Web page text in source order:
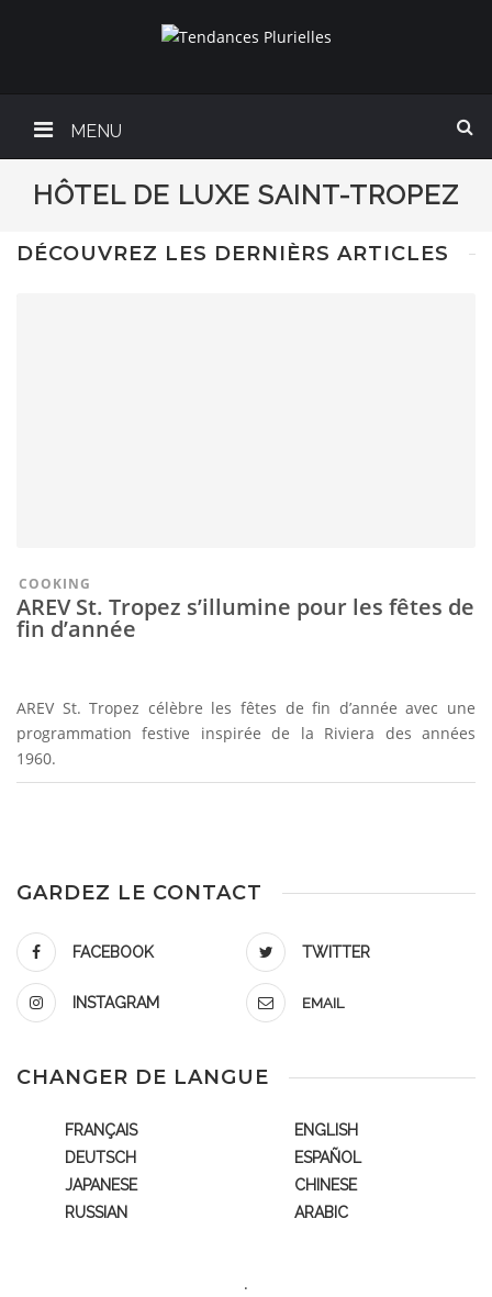
MENU
HÔTEL DE LUXE SAINT-TROPEZ
DÉCOUVREZ LES DERNIÈRS ARTICLES
COOKING
AREV St. Tropez s’illumine pour les fêtes de
fin d’année
AREV St. Tropez célèbre les fêtes de fin d’année avec une
programmation festive inspirée de la Riviera des années
1960.
GARDEZ LE CONTACT
FACEBOOK TWITTER
INSTAGRAM EMAIL
CHANGER DE LANGUE
FRANÇAIS
ENGLISH
DEUTSCH
ESPAÑOL
JAPANESE
CHINESE
RUSSIAN
ARABIC
.